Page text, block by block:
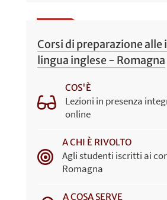
Corsi di preparazione alle
lingua inglese - Romagna
COS'È
Lezioni in presenza
online
A CHI È RIVOLTO
Agli studenti iscritti ai
Romagna
A COSA SERVE